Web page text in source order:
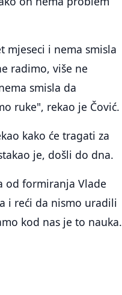
mjeseci i nema smisla
radimo, više ne
smisla da
ruke", rekao je Čović.
kako će tragati za
je, došli do dna.
od formiranja Vlade
i reći da nismo uradili
kod nas je to nauka.